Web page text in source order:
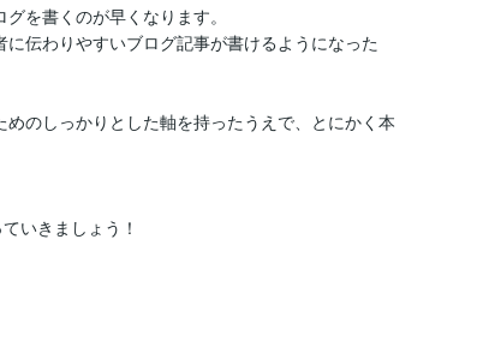
を書くのが早くなります。
伝わりやすいブログ記事が書けるようになった
のしっかりとした軸を持ったうえで、とにかく本
いきましょう！